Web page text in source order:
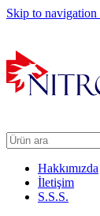
Skip to navigation
Hakkımızda
İletişim
S.S.S.